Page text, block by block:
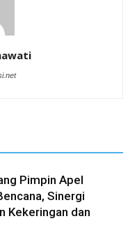
Pimpin Apel
Sinergi
Kekeringan dan